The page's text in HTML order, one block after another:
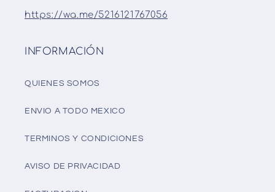
https://wa.me/5216121767056
INFORMACIÓN
QUIENES SOMOS
ENVIO A TODO MEXICO
TERMINOS Y CONDICIONES
AVISO DE PRIVACIDAD